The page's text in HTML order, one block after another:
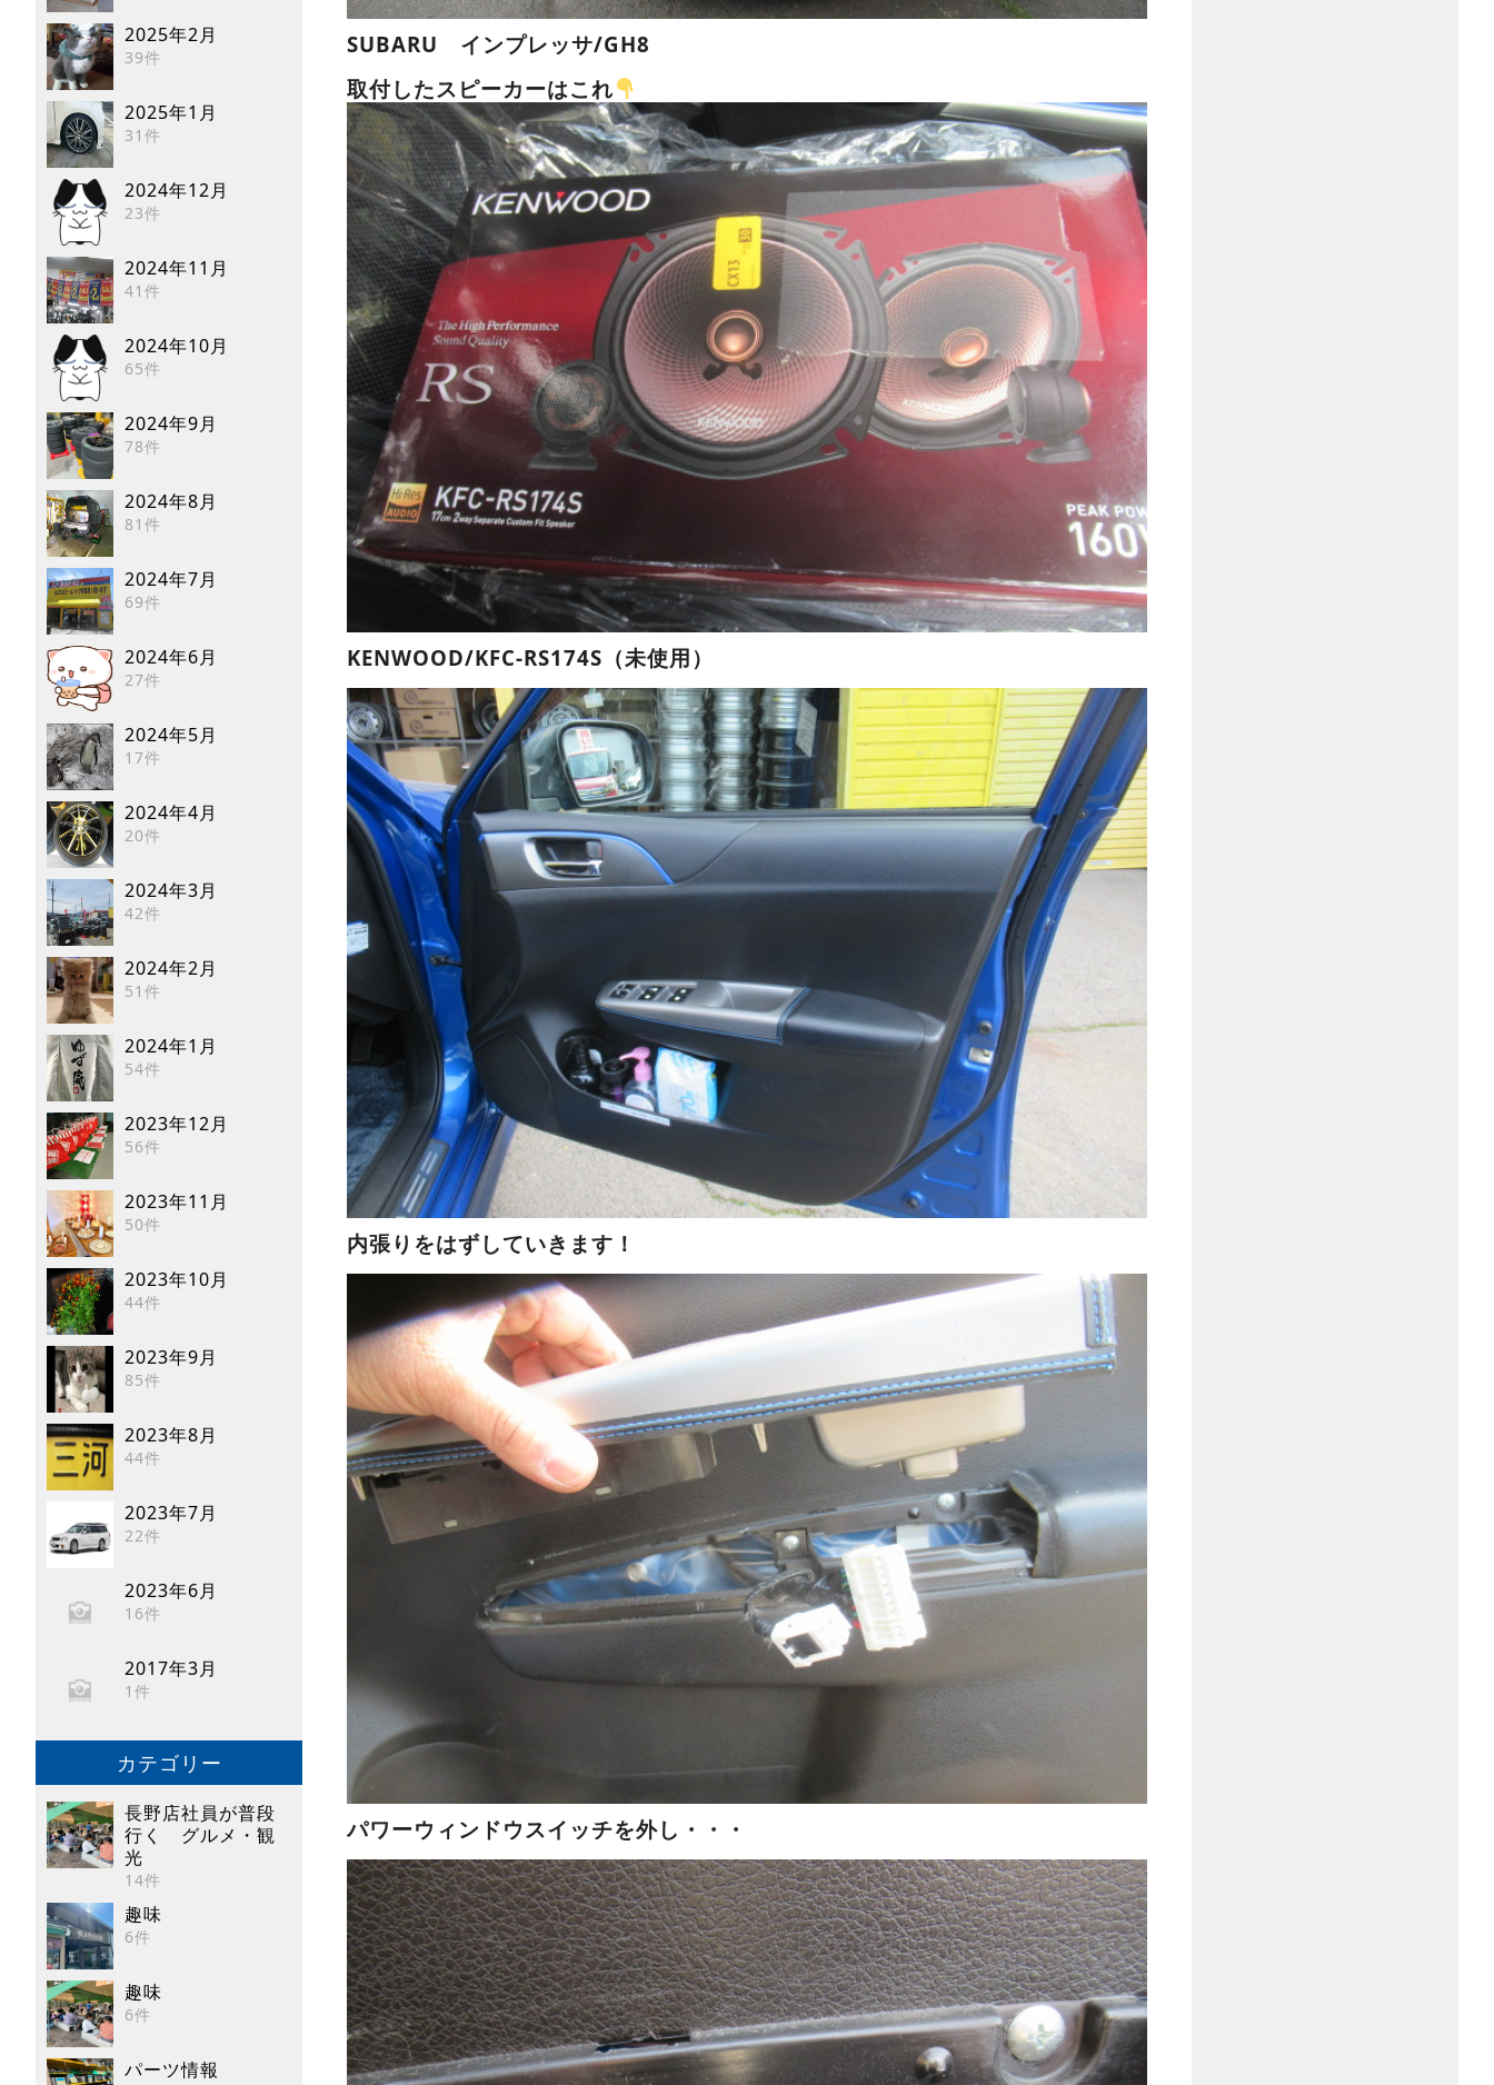
2025年2月
39件
2025年1月
31件
2024年12月
23件
2024年11月
41件
2024年10月
65件
2024年9月
78件
2024年8月
81件
2024年7月
69件
2024年6月
27件
2024年5月
17件
2024年4月
20件
2024年3月
42件
2024年2月
51件
2024年1月
54件
2023年12月
56件
2023年11月
50件
2023年10月
44件
2023年9月
85件
2023年8月
44件
2023年7月
22件
2023年6月
16件
2017年3月
1件
カテゴリー
長野店社員が普段
行く グルメ・観
光
14件
趣味
6件
趣味
6件
パーツ情報
SUBARU インプレッサ/GH8
取付したスピーカーはこれ
KENWOOD/KFC-RS174S（未使用）
内張りをはずしていきます！
パワーウィンドウスイッチを外し・・・